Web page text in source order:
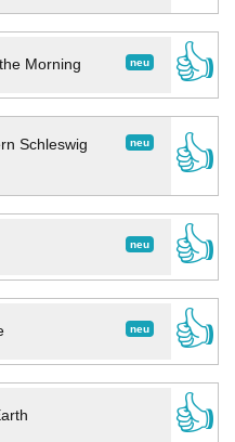
neu
Morning
👍
neu
Schleswig
👍
neu
👍
neu
👍
👍